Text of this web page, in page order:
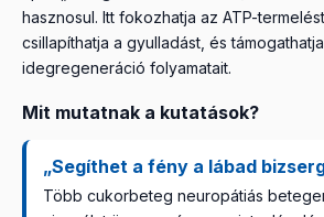
hasznosul. Itt fokozhatja az ATP-
csillapíthatja a gyulladást, és
idegregeneráció folyamatait.
Mit mutatnak a kutatások?
„Segíthet a fény a lábad
Több cukorbeteg neuropátiás